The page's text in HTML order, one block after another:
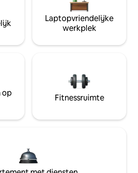
Laptopvriendelijke
werkplek
op
Fitnessruimte